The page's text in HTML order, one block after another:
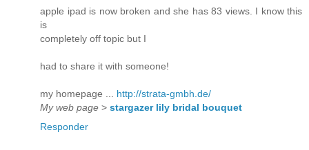
apple ipad is now broken and she has 83 views. I know this
is
completely off topic but I
had to share it with someone!
my homepage ... http://strata-gmbh.de/
My web page > stargazer lily bridal bouquet
Responder